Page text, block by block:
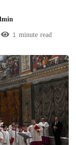
1 minute read